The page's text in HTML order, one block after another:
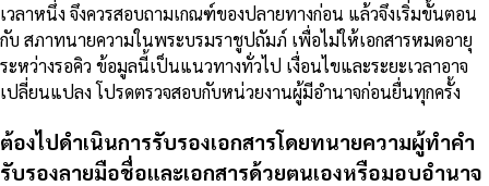
เวลาหนึ่ง จึงควรสอบถามเกณฑ์ของปลายทางก่อน แล้วจึงเริ่มขั้นตอน
กับ สภาทนายความในพระบรมราชูปถัมภ์ เพื่อไม่ให้เอกสารหมดอายุ
ระหว่างรอคิว ข้อมูลนี้เป็นแนวทางทั่วไป เงื่อนไขและระยะเวลาอาจ
เปลี่ยนแปลง โปรดตรวจสอบกับหน่วยงานผู้มีอำนาจก่อนยื่นทุกครั้ง
ต้องไปดำเนินการรับรองเอกสารโดยทนายความผู้ทำคำ
รับรองลายมือชื่อและเอกสารด้วยตนเองหรือมอบอำนาจ